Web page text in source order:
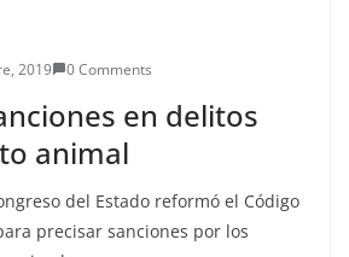
2019 0 Comments
en delitos
animal
del Estado reformó el Código
precisar sanciones por los